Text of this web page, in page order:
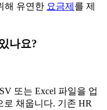
해 유연한 요금제 를 제
나요?
또는 Excel 파일을 업
로 채웁니다. 기존 HR